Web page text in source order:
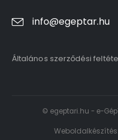
info@egeptar.hu
Általános szerződési
© egeptari.hu - e-
Weboldalkészítés: